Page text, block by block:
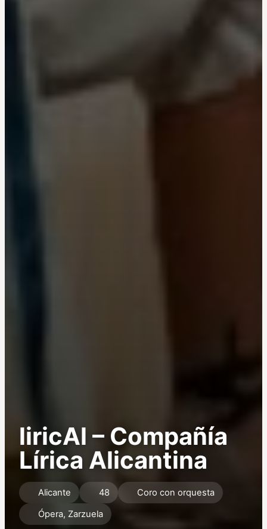
liricAl – Compañía
Lírica Alicantina
Alicante 48
Coro con orquesta
Ópera, Zarzuela